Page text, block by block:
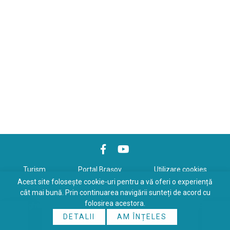
Turism Portal Braşov Utilizare cookies
Politică de confidenţialitate
Copyrights © 2026 All Rights Reserved. Powered by
Online
Acest site folosește cookie-uri pentru a vă oferi o experiență
cât mai bună. Prin continuarea navigării sunteți de acord cu
folosirea acestora.
DETALII
AM ÎNȚELES